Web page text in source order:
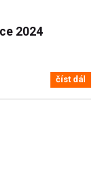
2024
číst dál